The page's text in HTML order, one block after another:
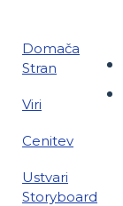
Domača
Stran
Viri
Cenitev
Ustvari
Storyboard